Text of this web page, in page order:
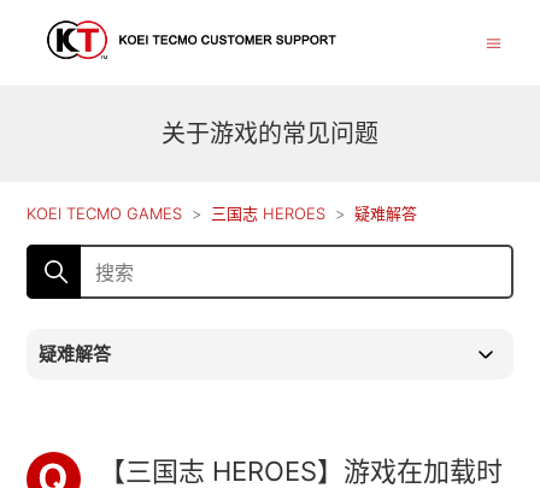
关于游戏的常见问题
KOEI TECMO GAMES 三国志 HEROES 疑难解答
疑难解答
【三国志 HEROES】游戏在加载时